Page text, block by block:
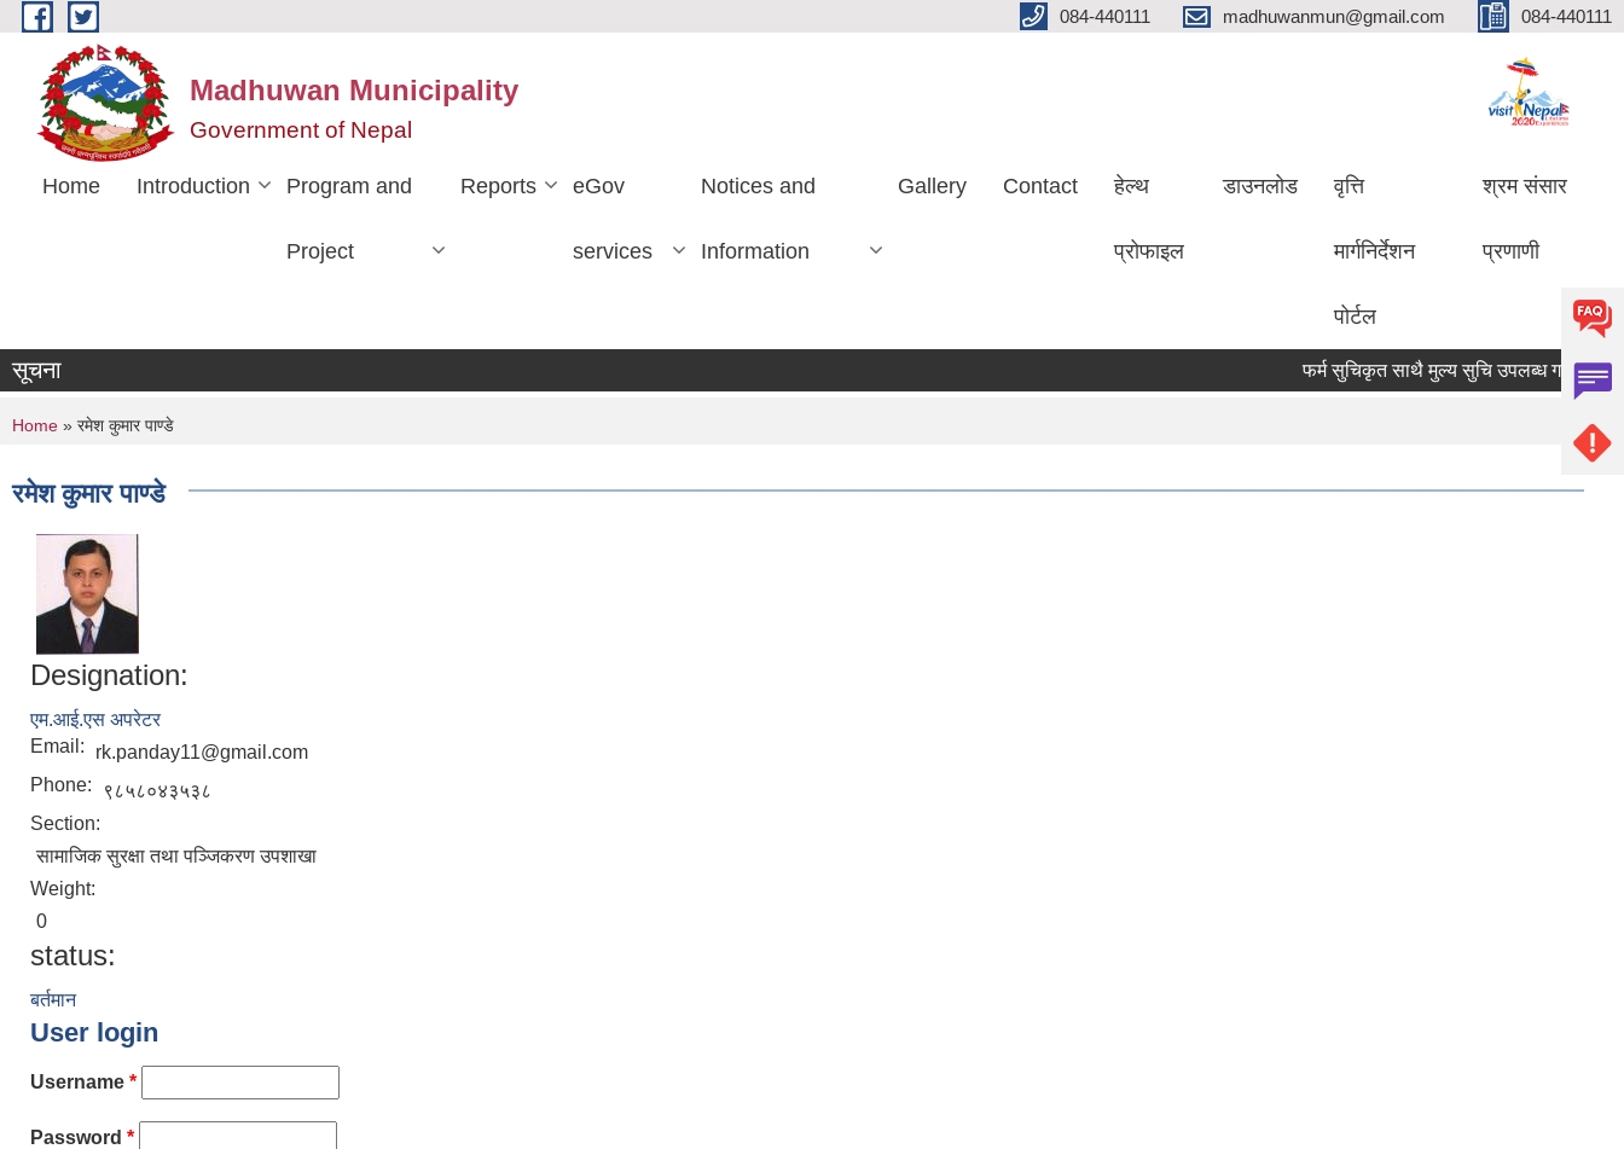
Skip to main content 084-440111 madhuwanmun@gmail.com 084-440111
Madhuwan Municipality
Government of Nepal
Home Introduction Program and
Project
Reports eGov
services
Notices and
Information
Gallery Contact हेल्थ
प्रोफाइल
डाउनलोड वृत्ति
मार्गनिर्देशन
पोर्टल
श्रम संसार
प्रणाणी
सूचना फर्म सुचिकृत साथै मुल्य सुचि उपलब्ध गराउने सम्बन्धमा
You are here
Home » रमेश कुमार पाण्डे
रमेश कुमार पाण्डे
Designation:
एम‍‍.आई.एस अपरेटर
Email:
rk.panday11@gmail.com
Phone:
९८५८०४३५३८
Section:
सामाजिक सुरक्षा तथा पञ्जिकरण उपशाखा
Weight:
0
status:
बर्तमान
User login
Username *
Password *